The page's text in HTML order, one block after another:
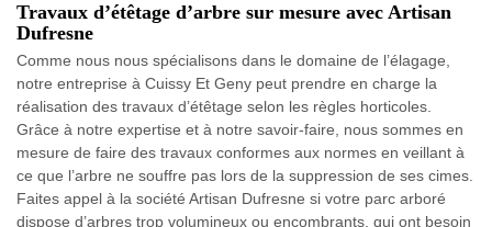
Travaux d’étêtage d’arbre sur mesure avec Artisan
Dufresne
Comme nous nous spécialisons dans le domaine de l’élagage,
notre entreprise à Cuissy Et Geny peut prendre en charge la
réalisation des travaux d’étêtage selon les règles horticoles.
Grâce à notre expertise et à notre savoir-faire, nous sommes en
mesure de faire des travaux conformes aux normes en veillant à
ce que l’arbre ne souffre pas lors de la suppression de ses cimes.
Faites appel à la société Artisan Dufresne si votre parc arboré
dispose d’arbres trop volumineux ou encombrants, qui ont besoin